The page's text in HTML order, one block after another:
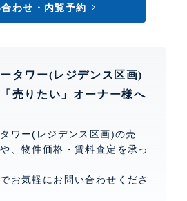
わせ・内覧予約
タワー(レジデンス区画)
売りたい」オーナー様へ
ワー(レジデンス区画)の売
、物件価格・賃料査定を承っ
お気軽にお問い合わせくださ